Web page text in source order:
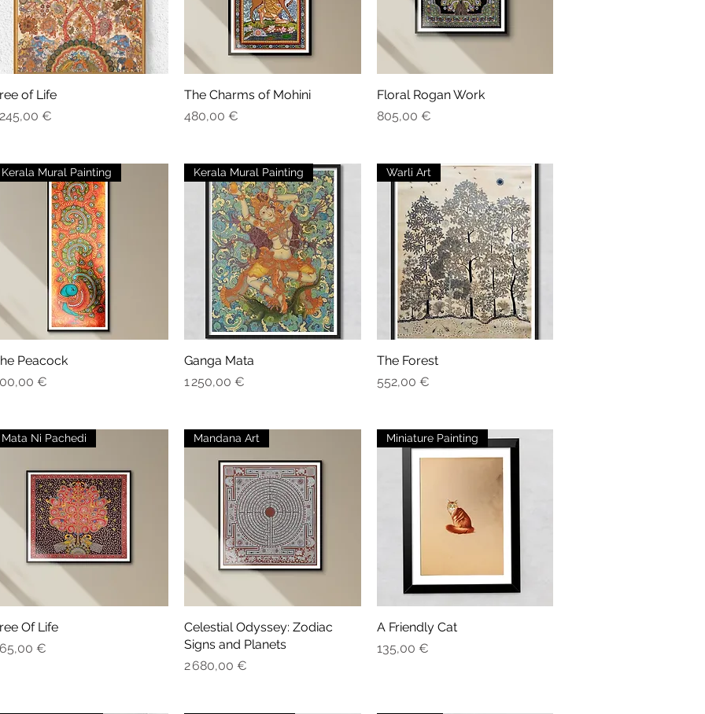
Aperçu rapide
of Life
245,00 €
Aperçu rapide
The Charms of Mohini
Prix
480,00 €
Aperçu rapide
Floral Rogan Work
Prix
805,00 €
Aperçu rapide
Kerala Mural Painting
Peacock
€
Aperçu rapide
Kerala Mural Painting
Ganga Mata
Prix
1 250,00 €
Aperçu rapide
Warli Art
The Forest
Prix
552,00 €
Aperçu rapide
Mata Ni Pachedi
Of Life
€
Aperçu rapide
Mandana Art
Celestial Odyssey: Zodiac
Signs and Planets
Prix
2 680,00 €
Aperçu rapide
Miniature Painting
A Friendly Cat
Prix
135,00 €